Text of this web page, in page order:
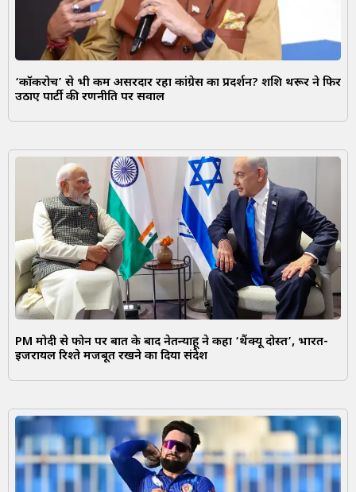
‘कॉकरोच’ से भी कम असरदार रहा कांग्रेस का प्रदर्शन? शशि थरूर ने फिर
उठाए पार्टी की रणनीति पर सवाल
PM मोदी से फोन पर बात के बाद नेतन्याहू ने कहा ‘थैंक्यू दोस्त’, भारत-
इजरायल रिश्ते मजबूत रखने का दिया संदेश